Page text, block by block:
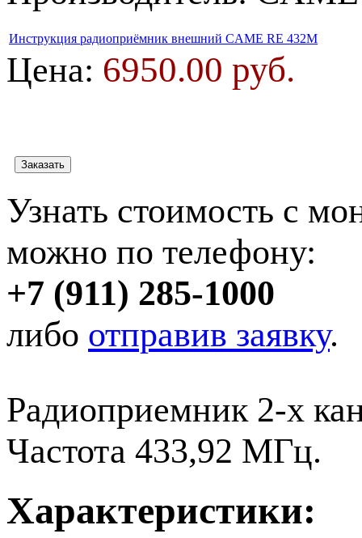
Инструкция радиоприёмник внешний CAME RE 432M
Цена: 6950.00 руб.
Узнать стоимость с
можно по телефону:
+7 (911) 285-1000
либо отправив заявку.
Радиоприемник 2-х
Частота 433,92 МГц.
Характеристики: